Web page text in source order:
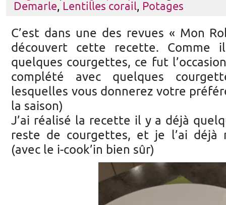
Demarle, Lentilles corail, Potages
C’est dans une des revues « Mon
découvert cette recette. Comme
quelques courgettes, ce fut
complété avec quelques
lesquelles vous donnerez votre
la saison)
J’ai réalisé la recette il y a déjà
reste de courgettes, et je l’ai déjà
(avec le i-cook’in bien sûr)